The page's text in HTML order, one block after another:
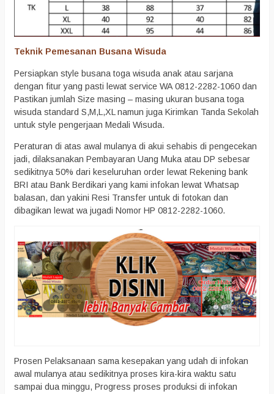
Teknik Pemesanan Busana Wisuda
Persiapkan style busana toga wisuda anak atau sarjana
dengan fitur yang pasti lewat service WA 0812-2282-1060 dan
Pastikan jumlah Size masing – masing ukuran busana toga
wisuda standard S,M,L,XL namun juga Kirimkan Tanda Sekolah
untuk style pengerjaan Medali Wisuda.
Peraturan di atas awal mulanya di akui sehabis di pengecekan
jadi, dilaksanakan Pembayaran Uang Muka atau DP sebesar
sedikitnya 50% dari keseluruhan order lewat Rekening bank
BRI atau Bank Berdikari yang kami infokan lewat Whatsap
balasan, dan yakini Resi Transfer untuk di fotokan dan
dibagikan lewat wa jugadi Nomor HP 0812-2282-1060.
Prosen Pelaksanaan sama kesepakan yang udah di infokan
awal mulanya atau sedikitnya proses kira-kira waktu satu
sampai dua minggu, Progress proses produksi di infokan